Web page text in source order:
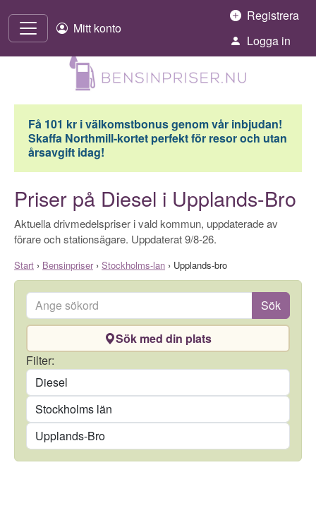
Mitt konto
Registrera
Logga in
Få 101 kr i välkomstbonus genom vår inbjudan!
Skaffa Northmill-kortet perfekt för resor och utan
årsavgift idag!
Priser på Diesel i Upplands-Bro
Aktuella drivmedelspriser i vald kommun, uppdaterade av
förare och stationsägare. Uppdaterat 9/8-26.
Start › Bensinpriser› Stockholms-lan › Upplands-bro
Ange sökord Sök
Sök med din plats
Filter:
Län
Kommun